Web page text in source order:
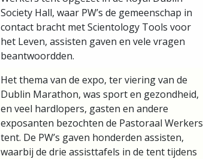
Society Hall, waar PW’s de gemeenschap in
contact bracht met Scientology Tools voor
het Leven, assisten gaven en vele vragen
beantwoordden.
Het thema van de expo, ter viering van de
Dublin Marathon, was sport en gezondheid,
en veel hardlopers, gasten en andere
exposanten bezochten de Pastoraal Werkers
tent. De PW’s gaven honderden assisten,
waarbij de drie assisttafels in de tent tijdens